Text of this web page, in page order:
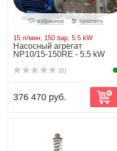
избранное сравнить
15 л/мин, 150 бар, 5.5 kW
Насосный агрегат
NP10/15-150RE - 5.5 kW
(0)
376 470 руб.